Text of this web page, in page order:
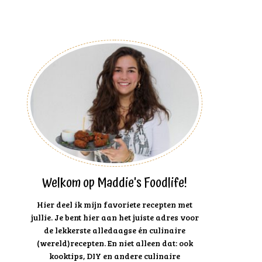
Welkom op Maddie's Foodlife!
Hier deel ik mijn favoriete recepten met
jullie. Je bent hier aan het juiste adres voor
de lekkerste alledaagse én culinaire
(wereld)recepten. En niet alleen dat: ook
kooktips, DIY en andere culinaire